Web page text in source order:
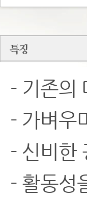
- 기존의
- 가벼우
- 신비한
- 활동성